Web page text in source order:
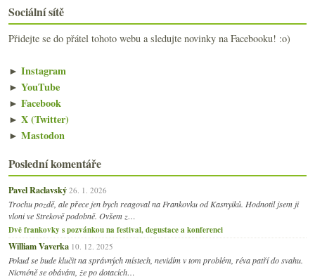
Sociální sítě
Přidejte se do přátel tohoto webu a sledujte novinky na Facebooku! :o)
► Instagram
► YouTube
► Facebook
► X (Twitter)
► Mastodon
Poslední komentáře
Pavel Raclavský 26. 1. 2026
Trochu pozdě, ale přece jen bych reagoval na Frankovku od Kasnyiků. Hodnotil jsem ji
vloni ve Strekově podobně. Ovšem z…
Dvě frankovky s pozvánkou na festival, degustace a konferenci
William Vaverka 10. 12. 2025
Pokud se bude klučit na správných místech, nevidím v tom problém, réva patří do svahu.
Nicméně se obávám, že po dotacích…